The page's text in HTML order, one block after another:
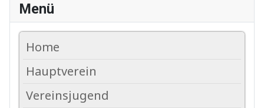
Menü
Home
Hauptverein
Vereinsjugend